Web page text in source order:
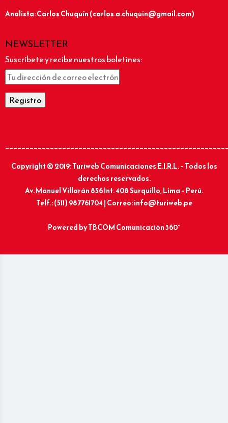
Analista: Carlos Chuquín (carlos.a.chuquin@gmail.com)
NEWSLETTER
Suscríbete y recibe nuestros boletines:
Copyright © 2019: Turiweb Comunicaciones E.I.R.L. – Todos los
derechos reservados.
Av. Manuel Villarán 856 Int. 408 Surquillo, Lima – Perú.
Telf.: (511) 987761704 | Correo: info@turiweb.pe
Powered byTBCOM Comunicación 360°